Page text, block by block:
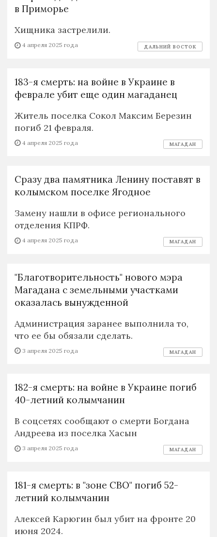
в Приморье
Хищника застрелили.
4 апреля 2025 года ДАЛЬНИЙ ВОСТОК
183-я смерть: на войне в Украине в
феврале убит еще один магаданец
Житель поселка Сокол Максим Березин
погиб 21 февраля.
4 апреля 2025 года МАГАДАН
Сразу два памятника Ленину поставят в
колымском поселке Ягодное
Замену нашли в офисе регионального
отделения КПРФ.
4 апреля 2025 года МАГАДАН
"Благотворительность" нового мэра
Магадана с земельными участками
оказалась вынужденной
Администрация заранее выполнила то,
что ее бы обязали сделать.
3 апреля 2025 года МАГАДАН
182-я смерть: на войне в Украине погиб
40-летний колымчанин
В соцсетях сообщают о смерти Богдана
Андреева из поселка Хасын
3 апреля 2025 года МАГАДАН
181-я смерть: в "зоне СВО" погиб 52-
летний колымчанин
Алексей Карюгин был убит на фронте 20
июня 2024.